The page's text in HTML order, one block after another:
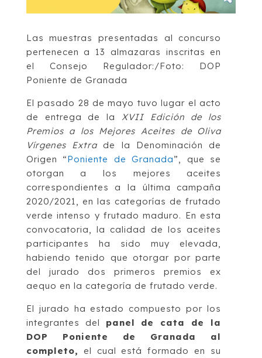
Las muestras presentadas al concurso
pertenecen a 13 almazaras inscritas en
el Consejo Regulador:/Foto: DOP
Poniente de Granada
El pasado 28 de mayo tuvo lugar el acto
de entrega de la XVII Edición de los
Premios a los Mejores Aceites de Oliva
Vírgenes Extra de la Denominación de
Origen “Poniente de Granada”, que se
otorgan a los mejores aceites
correspondientes a la última campaña
2020/2021, en las categorías de frutado
verde intenso y frutado maduro. En esta
convocatoria, la calidad de los aceites
participantes ha sido muy elevada,
habiendo tenido que otorgar por parte
del jurado dos primeros premios ex
aequo en la categoría de frutado verde.
El jurado ha estado compuesto por los
integrantes del panel de cata de la
DOP Poniente de Granada al
completo, el cual está formado en su